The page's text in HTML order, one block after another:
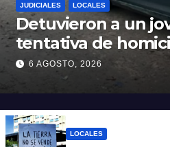
JUDICIALES LOCALES
Detuvieron a un
tentativa de
12 de Octubre
6 AGOSTO, 2026
LOCALES